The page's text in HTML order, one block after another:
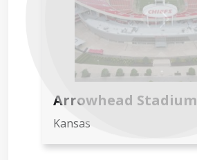
Arrowhead Stadium
Kansas
Previous
Next